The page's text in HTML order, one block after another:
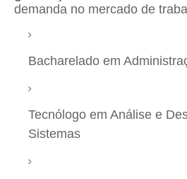
demanda no mercado de
Bacharelado em
Tecnólogo em Análise e
Sistemas